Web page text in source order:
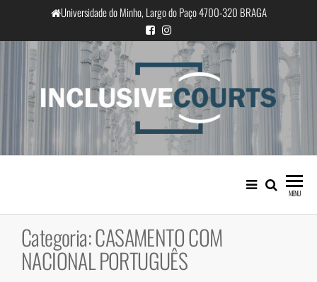
o
conteúdo
Universidade do Minho, Largo do Paço 4700-320 BRAGA
InclusiveCourts
Igualdade e diferença cultural na
prática judicial portuguesa
MENU
Categoria:CASAMENTO COM
NACIONAL PORTUGUÊS